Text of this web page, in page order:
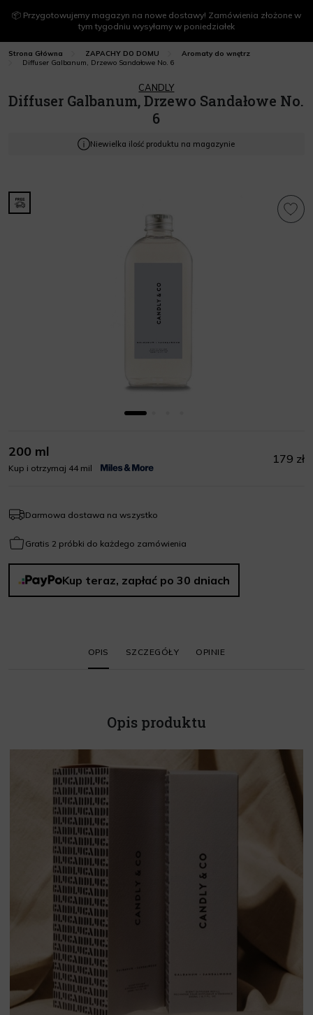
📦 Przygotowujemy magazyn na nowe dostawy! Zamówienia złożone w
tym tygodniu wysyłamy w poniedziałek
Strona Główna ZAPACHY DO DOMU
Aromaty do wnętrz
Diffuser Galbanum, Drzewo Sandałowe No. 6
CANDLY
Diffuser Galbanum, Drzewo Sandałowe No.
6
Niewielka ilość produktu na magazynie
200 ml
Kup i otrzymaj 44 mil
179 zł
Darmowa dostawa na wszystko
Gratis 2 próbki do każdego zamówienia
Kup teraz, zapłać po 30 dniach
OPIS SZCZEGÓŁY OPINIE
Opis produktu